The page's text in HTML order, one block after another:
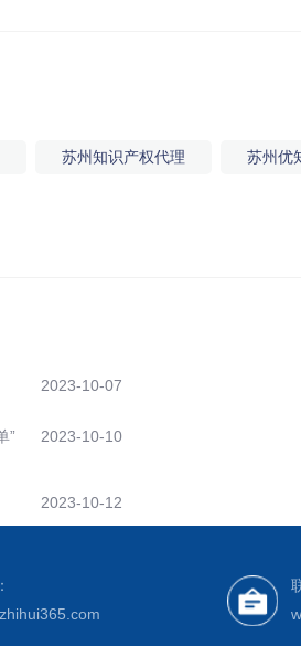
苏州知识产权代理 苏州优
2023-10-07
2023-10-10
”
2023-10-12